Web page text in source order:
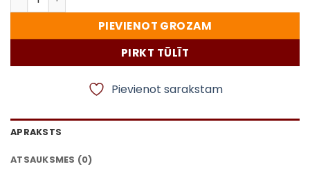
PIEVIENOT GROZAM
PIRKT TŪLĪT
Pievienot sarakstam
APRAKSTS
ATSAUKSMES (0)